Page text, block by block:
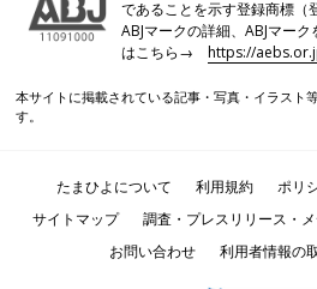
であることを示す登録商標（
ABJマークの詳細、ABJマー
はこちら→https://
本サイトに掲載されている記事・写真・イラスト
す。
たまひよについて 利用規約 ポリ
サイトマップ
調査・プレスリリース・
お問い合わせ
利用者情報の